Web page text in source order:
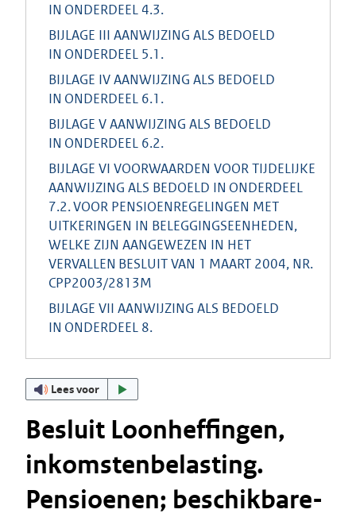
IN ONDERDEEL 4.3.
BIJLAGE III AANWIJZING ALS BEDOELD
IN ONDERDEEL 5.1.
BIJLAGE IV AANWIJZING ALS BEDOELD
IN ONDERDEEL 6.1.
BIJLAGE V AANWIJZING ALS BEDOELD
IN ONDERDEEL 6.2.
BIJLAGE VI VOORWAARDEN VOOR TIJDELIJKE
AANWIJZING ALS BEDOELD IN ONDERDEEL
7.2. VOOR PENSIOENREGELINGEN MET
UITKERINGEN IN BELEGGINGSEENHEDEN,
WELKE ZIJN AANGEWEZEN IN HET
VERVALLEN BESLUIT VAN 1 MAART 2004, NR.
CPP2003/2813M
BIJLAGE VII AANWIJZING ALS BEDOELD
IN ONDERDEEL 8.
Lees voor
Besluit Loonheffingen,
inkomstenbelasting.
Pensioenen; beschikbare-